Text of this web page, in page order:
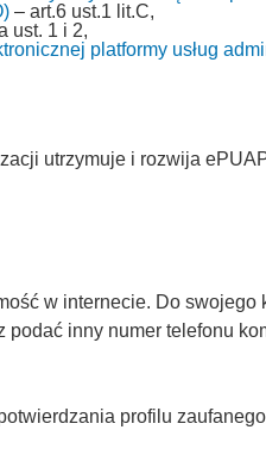
– art.6 ust.1 lit.C,
ust. 1 i 2,
platformy usług
utrzymuje i rozwija
w internecie. Do swojego
inny numer telefonu
profilu